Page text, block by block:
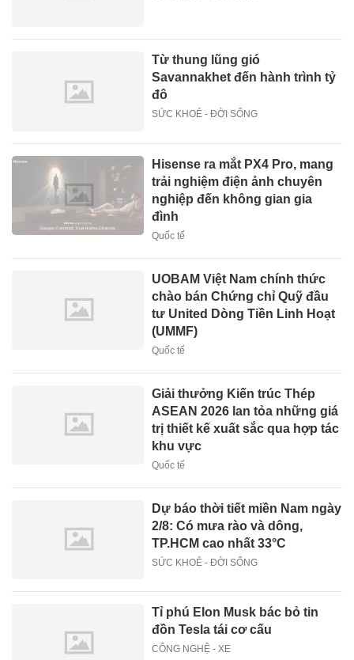
Từ thung lũng gió
Savannakhet đến hành trình tỷ
đô
SỨC KHOẺ - ĐỜI SỐNG
Hisense ra mắt PX4 Pro, mang
trải nghiệm điện ảnh chuyên
nghiệp đến không gian gia
đình
Quốc tế
UOBAM Việt Nam chính thức
chào bán Chứng chỉ Quỹ đầu
tư United Dòng Tiền Linh Hoạt
(UMMF)
Quốc tế
Giải thưởng Kiến trúc Thép
ASEAN 2026 lan tỏa những giá
trị thiết kế xuất sắc qua hợp tác
khu vực
Quốc tế
Dự báo thời tiết miền Nam ngày
2/8: Có mưa rào và dông,
TP.HCM cao nhất 33°C
SỨC KHOẺ - ĐỜI SỐNG
Tỉ phú Elon Musk bác bỏ tin
đồn Tesla tái cơ cấu
CÔNG NGHỆ - XE